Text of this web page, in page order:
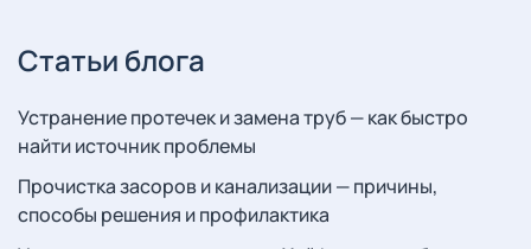
Статьи блога
Устранение протечек и замена труб — как быстро
найти источник проблемы
Прочистка засоров и канализации — причины,
способы решения и профилактика